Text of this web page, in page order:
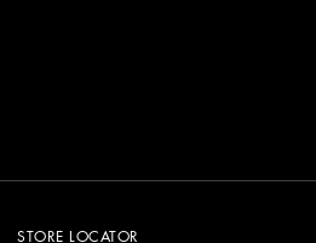
STORE LOCATOR